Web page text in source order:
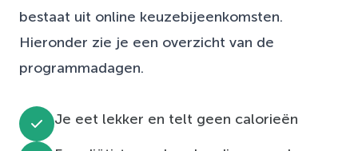
bestaat uit online keuzebijeenkomsten.
Hieronder zie je een overzicht van de
programmadagen.
Je eet lekker en telt geen calorieën